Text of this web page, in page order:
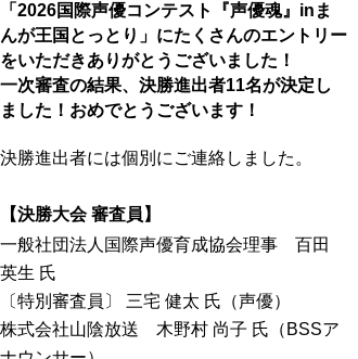
「2026国際声優コンテスト『声優魂』inま
んが王国とっとり」にたくさんのエントリー
をいただきありがとうございました！
一次審査の結果、決勝進出者11名が決定し
ました！おめでとうございます！
決勝進出者には個別にご連絡しました。
【決勝大会 審査員】
一般社団法人国際声優育成協会理事 百田
英生 氏
〔特別審査員〕 三宅 健太 氏（声優）
株式会社山陰放送 木野村 尚子 氏（BSSア